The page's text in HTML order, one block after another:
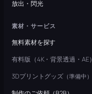
放出・閃光
素材・サービス
無料素材を探す
有料版（4K・背景透過・AE）
3Dプリントグッズ （準備中）